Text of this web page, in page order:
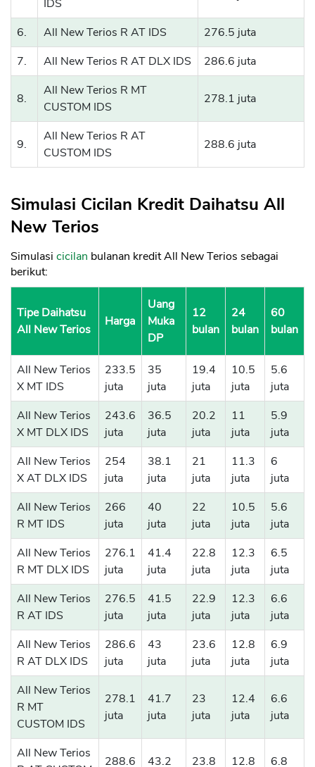
IDS
6. All New Terios R AT IDS
276.5 juta
7.
All New Terios R AT DLX IDS 286.6 juta
8.
All New Terios R MT
CUSTOM IDS
278.1 juta
9.
All New Terios R AT
CUSTOM IDS
288.6 juta
Simulasi Cicilan Kredit Daihatsu All
New Terios
Simulasi cicilan bulanan kredit All New Terios sebagai
berikut:
Tipe Daihatsu
All New Terios
Harga
Uang
Muka
DP
12
bulan
24
bulan
60
bulan
All New Terios
X MT IDS
233.5
juta
35
juta
19.4
juta
10.5
juta
5.6
juta
All New Terios
X MT DLX IDS
243.6
juta
36.5
juta
20.2
juta
11
juta
5.9
juta
All New Terios
X AT DLX IDS
254
juta
38.1
juta
21
juta
11.3
juta
6
juta
All New Terios
R MT IDS
266
juta
40
juta
22
juta
10.5
juta
5.6
juta
All New Terios
R MT DLX IDS
276.1
juta
41.4
juta
22.8
juta
12.3
juta
6.5
juta
All New Terios
R AT IDS
276.5
juta
41.5
juta
22.9
juta
12.3
juta
6.6
juta
All New Terios
R AT DLX IDS
286.6
juta
43
juta
23.6
juta
12.8
juta
6.9
juta
All New Terios
R MT
CUSTOM IDS
278.1
juta
41.7
juta
23
juta
12.4
juta
6.6
juta
All New Terios
288.6 43.2 23.8 12.8 6.8